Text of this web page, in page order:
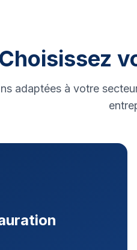
adaptées à votre